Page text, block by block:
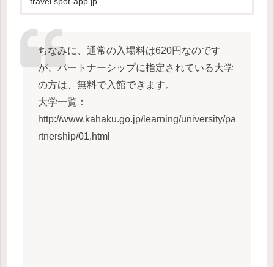
ちなみに、通常の入場料は620円なのです
が、パートナーシップに指定されている大学
の方は、無料で入館できます。
大学一覧：
http://www.kahaku.go.jp/learning/university/pa
rtnership/01.html